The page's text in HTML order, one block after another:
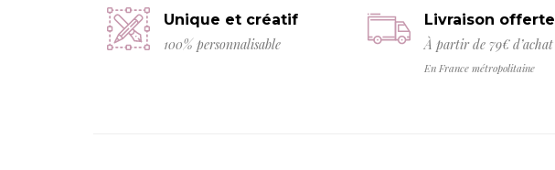
Unique et créatif
100% personnalisable
Livraison offerte
À partir de 79€ d’achat
En France métropolitaine